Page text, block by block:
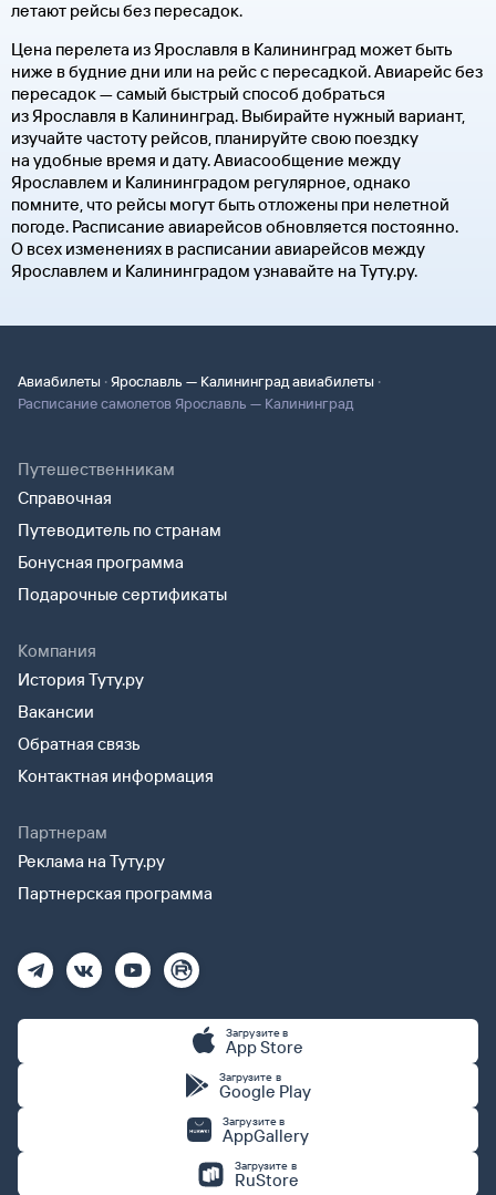
летают рейсы без пересадок.
Цена перелета из Ярославля в Калининград может быть
ниже в будние дни или на рейс с пересадкой. Авиарейс без
пересадок — самый быстрый способ добраться
из Ярославля в Калининград. Выбирайте нужный вариант,
изучайте частоту рейсов, планируйте свою поездку
на удобные время и дату. Авиасообщение между
Ярославлем и Калининградом регулярное, однако
помните, что рейсы могут быть отложены при нелетной
погоде. Расписание авиарейсов обновляется постоянно.
О всех изменениях в расписании авиарейсов между
Ярославлем и Калининградом узнавайте на Туту.ру.
Авиабилеты ·Ярославль — Калининград авиабилеты ·
Расписание самолетов Ярославль — Калининград
Путешественникам
Справочная
Путеводитель по странам
Бонусная программа
Подарочные сертификаты
Компания
История Туту.ру
Вакансии
Обратная связь
Контактная информация
Партнерам
Реклама на Туту.ру
Партнерская программа
Загрузите в
App Store
Загрузите в
Google Play
Загрузите в
AppGallery
Загрузите в
RuStore